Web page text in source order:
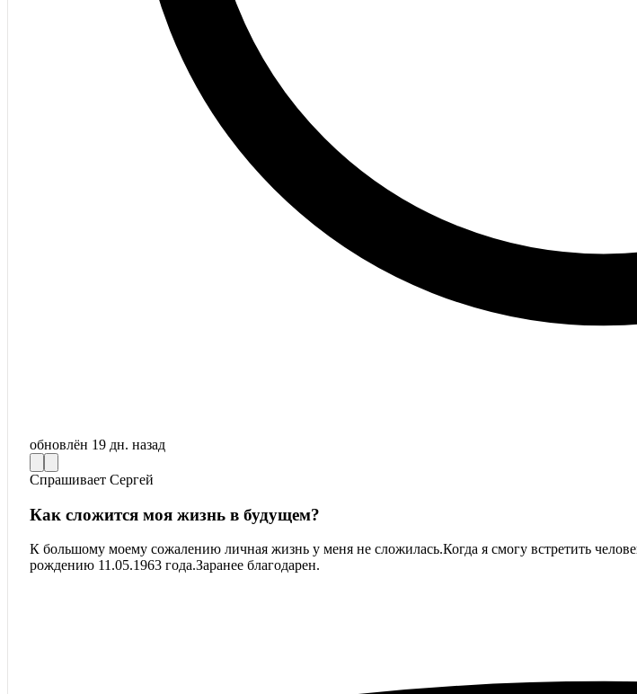
обновлён 19 дн. назад
Спрашивает Сергей
Как сложится моя жизнь в будущем?
К большому моему сожалению личная жизнь у меня не сложилась.Когда я смогу встретить
рождению 11.05.1963 года.Заранее благодарен.